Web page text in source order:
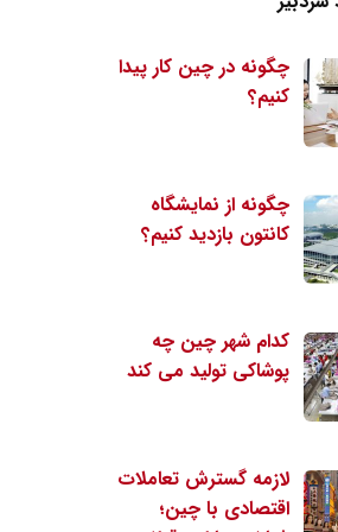
چگونه در چین کار پیدا
کنیم؟
چگونه از نمایشگاه
کانتون بازدید کنیم؟
کدام شهر چین چه
پوشاکی تولید می کند
لازمه گسترش تعاملات
اقتصادی با چین؛